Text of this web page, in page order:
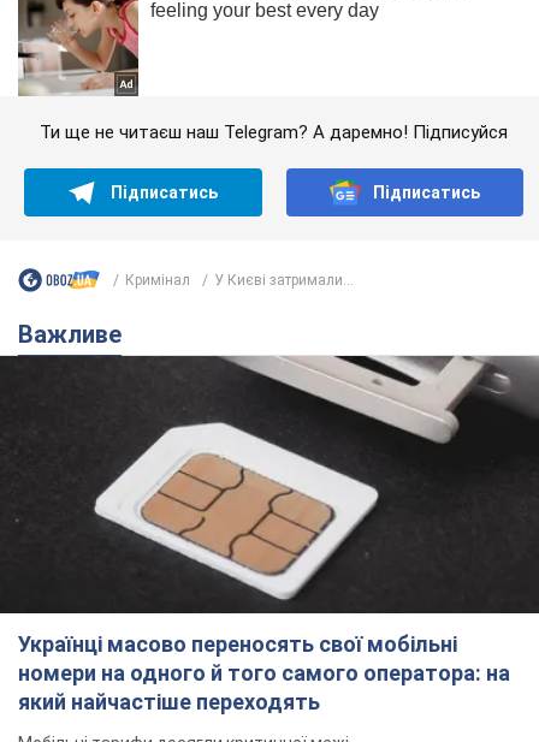
Ти ще не читаєш наш Telegram? А даремно! Підписуйся
Підписатись Підписатись
Кримінал У Києві затримали...
Важливе
Українці масово переносять свої мобільні
номери на одного й того самого оператора: на
який найчастіше переходять